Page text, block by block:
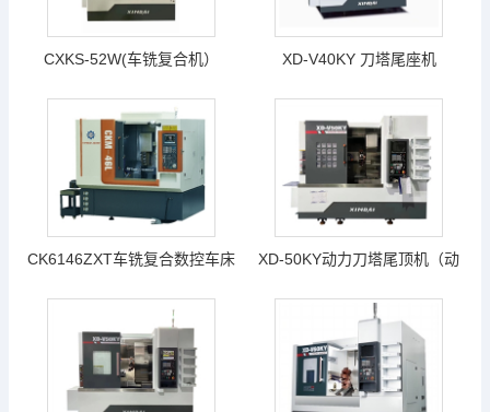
程500mm）
CXKS-52W(车铣复合机）
XD-V40KY 刀塔尾座机
CK6146ZXT车铣复合数控车床
（高配置）/ CKM46X数控车床
（4个侧铣头+Y轴+排刀型）—
宝元系统
XD-50KY动力刀塔尾顶机（动
力刀塔、带Y轴、带尾座）新代
系统22TB-E （动力刀塔、带Y
轴带升降功能、带尾座机（可